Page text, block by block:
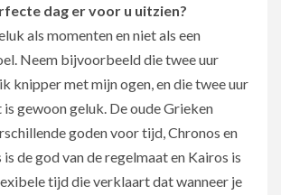
dag er voor u uitzien?
als momenten en niet als een
Neem bijvoorbeeld die twee uur
knipper met mijn ogen, en die twee uur
gewoon geluk. De oude Grieken
goden voor tijd, Chronos en
de god van de regelmaat en Kairos is
tijd die verklaart dat wanneer je